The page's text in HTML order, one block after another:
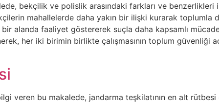
bekçilik ve polislik arasındaki farkları ve
mahallelerde daha yakın bir ilişki kurarak toplumla
alanda faaliyet göstererek suçla daha kapsamlı
her iki birimin birlikte çalışmasının toplum güvenliği
veren bu makalede, jandarma teşkilatının en alt